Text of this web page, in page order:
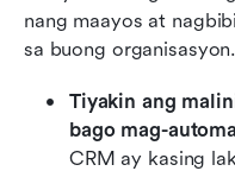
nang maayos at
sa buong organisasyon.
Tiyakin ang
bago mag-
CRM ay kasing